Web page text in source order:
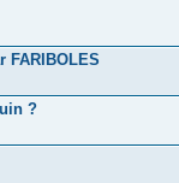
FARIBOLES
?